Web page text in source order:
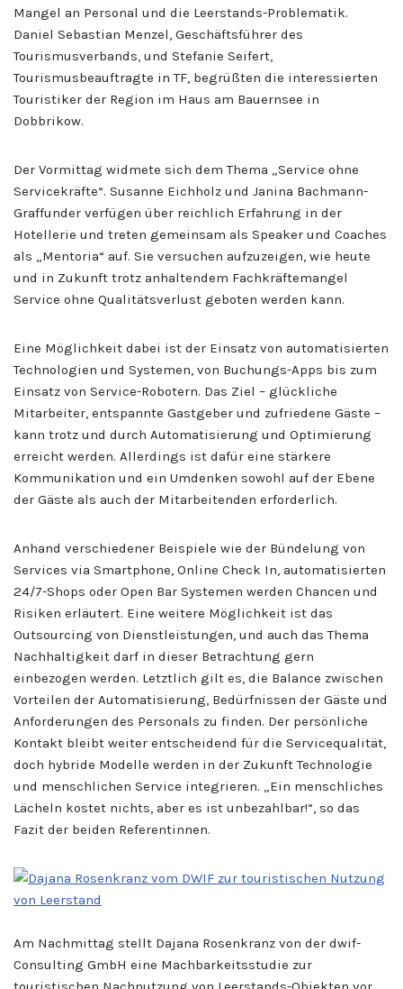
Mangel an Personal und die Leerstands-Problematik.
Daniel Sebastian Menzel, Geschäftsführer des
Tourismusverbands, und Stefanie Seifert,
Tourismusbeauftragte in TF, begrüßten die interessierten
Touristiker der Region im Haus am Bauernsee in
Dobbrikow.
Der Vormittag widmete sich dem Thema „Service ohne
Servicekräfte“. Susanne Eichholz und Janina Bachmann-
Graffunder verfügen über reichlich Erfahrung in der
Hotellerie und treten gemeinsam als Speaker und Coaches
als „Mentoria“ auf. Sie versuchen aufzuzeigen, wie heute
und in Zukunft trotz anhaltendem Fachkräftemangel
Service ohne Qualitätsverlust geboten werden kann.
Eine Möglichkeit dabei ist der Einsatz von automatisierten
Technologien und Systemen, von Buchungs-Apps bis zum
Einsatz von Service-Robotern. Das Ziel – glückliche
Mitarbeiter, entspannte Gastgeber und zufriedene Gäste –
kann trotz und durch Automatisierung und Optimierung
erreicht werden. Allerdings ist dafür eine stärkere
Kommunikation und ein Umdenken sowohl auf der Ebene
der Gäste als auch der Mitarbeitenden erforderlich.
Anhand verschiedener Beispiele wie der Bündelung von
Services via Smartphone, Online Check In, automatisierten
24/7-Shops oder Open Bar Systemen werden Chancen und
Risiken erläutert. Eine weitere Möglichkeit ist das
Outsourcing von Dienstleistungen, und auch das Thema
Nachhaltigkeit darf in dieser Betrachtung gern
einbezogen werden. Letztlich gilt es, die Balance zwischen
Vorteilen der Automatisierung, Bedürfnissen der Gäste und
Anforderungen des Personals zu finden. Der persönliche
Kontakt bleibt weiter entscheidend für die Servicequalität,
doch hybride Modelle werden in der Zukunft Technologie
und menschlichen Service integrieren. „Ein menschliches
Lächeln kostet nichts, aber es ist unbezahlbar!“, so das
Fazit der beiden Referentinnen.
Am Nachmittag stellt Dajana Rosenkranz von der dwif-
Consulting GmbH eine Machbarkeitsstudie zur